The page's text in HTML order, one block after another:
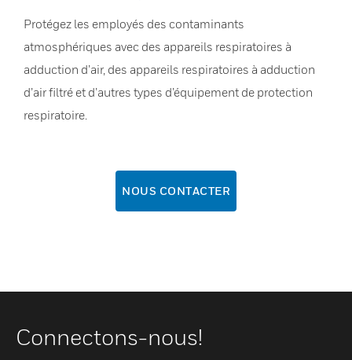
Protégez les employés des contaminants
atmosphériques avec des appareils respiratoires à
adduction d’air, des appareils respiratoires à adduction
d’air filtré et d’autres types d’équipement de protection
respiratoire.
NOUS CONTACTER
Connectons-nous!